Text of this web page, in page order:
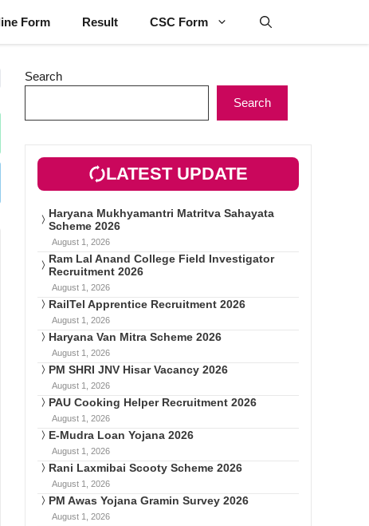
Form Result CSC Form
Search
Search
LATEST UPDATE
Haryana Mukhyamantri Matritva Sahayata
Scheme 2026
August 1, 2026
Ram Lal Anand College Field Investigator
Recruitment 2026
August 1, 2026
RailTel Apprentice Recruitment 2026
August 1, 2026
Haryana Van Mitra Scheme 2026
August 1, 2026
PM SHRI JNV Hisar Vacancy 2026
August 1, 2026
PAU Cooking Helper Recruitment 2026
August 1, 2026
E-Mudra Loan Yojana 2026
August 1, 2026
Rani Laxmibai Scooty Scheme 2026
August 1, 2026
PM Awas Yojana Gramin Survey 2026
August 1, 2026